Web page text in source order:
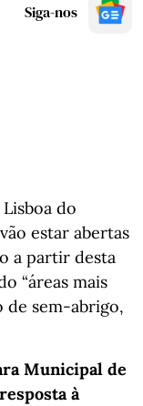
Siga-nos
do
estar abertas
a partir desta
“áreas mais
de sem-abrigo,
Municipal de
à